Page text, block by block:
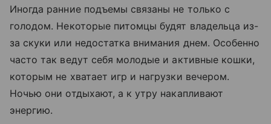
Иногда ранние подъемы связаны не только с
голодом. Некоторые питомцы будят владельца из-
за скуки или недостатка внимания днем. Особенно
часто так ведут себя молодые и активные кошки,
которым не хватает игр и нагрузки вечером.
Ночью они отдыхают, а к утру накапливают
энергию.